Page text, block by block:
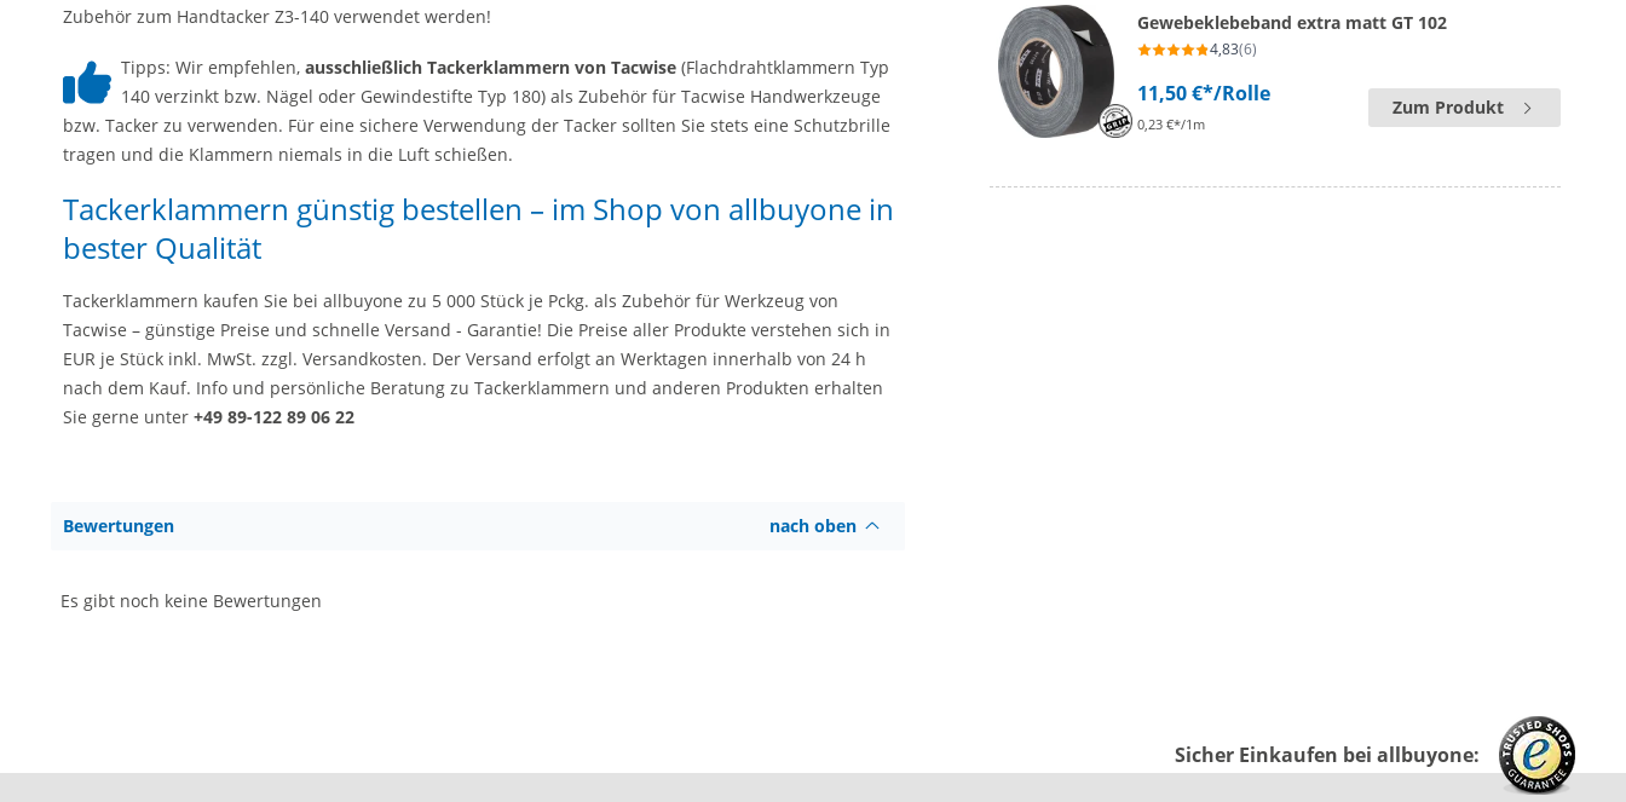
Zubehör zum Handtacker Z3-140 verwendet werden!
Tipps: Wir empfehlen, ausschließlich Tackerklammern von Tacwise (Flachdrahtklammern Typ
140 verzinkt bzw. Nägel oder Gewindestifte Typ 180) als Zubehör für Tacwise Handwerkzeuge
bzw. Tacker zu verwenden. Für eine sichere Verwendung der Tacker sollten Sie stets eine Schutzbrille
tragen und die Klammern niemals in die Luft schießen.
Tackerklammern günstig bestellen – im Shop von allbuyone in
bester Qualität
Tackerklammern kaufen Sie bei allbuyone zu 5 000 Stück je Pckg. als Zubehör für Werkzeug von
Tacwise – günstige Preise und schnelle Versand - Garantie! Die Preise aller Produkte verstehen sich in
EUR je Stück inkl. MwSt. zzgl. Versandkosten. Der Versand erfolgt an Werktagen innerhalb von 24 h
nach dem Kauf. Info und persönliche Beratung zu Tackerklammern und anderen Produkten erhalten
Sie gerne unter +49 89-122 89 06 22
Bewertungen nach oben
Es gibt noch keine Bewertungen
Gewebeklebeband extra matt GT 102
4,83(6)
11,50 €*/Rolle
0,23 €*/1m
Zum Produkt
Sicher Einkaufen bei allbuyone: